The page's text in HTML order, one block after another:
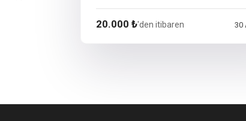
20.000 ₺'den itibaren 30